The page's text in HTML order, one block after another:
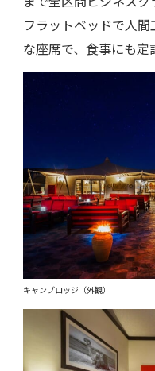
フラットベッドで人
な座席で、食事にも定
キャンプロッジ（外観）